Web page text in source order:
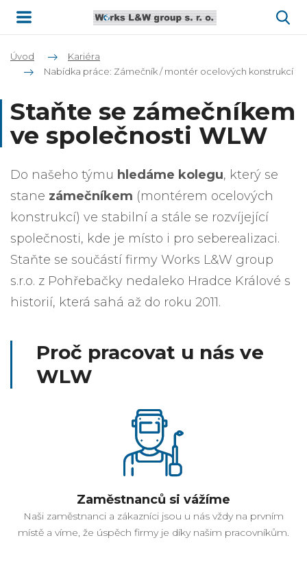
Úvod
Kariéra
Nabídka práce: Zámečník / montér ocelových konstrukcí
Staňte se zámečníkem
ve společnosti WLW
Do našeho týmu hledáme kolegu, který se
stane zámečníkem (montérem ocelových
konstrukcí) ve stabilní a stále se rozvíjející
společnosti, kde je místo i pro seberealizaci.
Staňte se součástí firmy Works L&W group
s.r.o. z Pohřebačky nedaleko Hradce Králové s
historií, která sahá až do roku 2011.
Proč pracovat u nás ve
WLW
Zaměstnanců si vážíme
Naši zaměstnanci a zákazníci jsou u nás vždy na prvním
místě a víme, že úspěch firmy je díky našim pracovníkům.